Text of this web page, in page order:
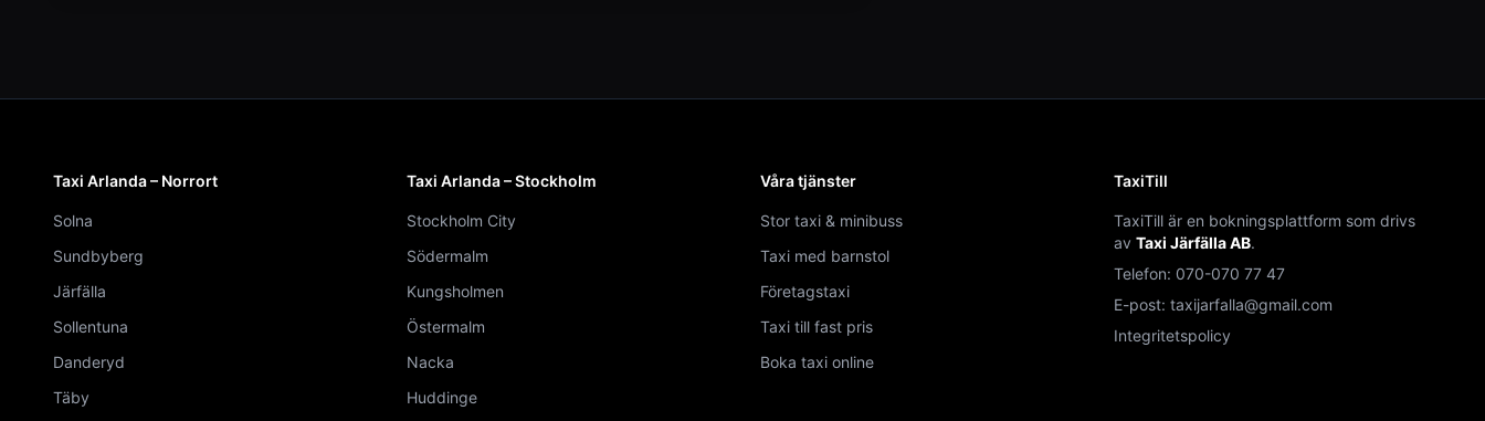
Taxi Arlanda – Norrort
Solna
Sundbyberg
Järfälla
Sollentuna
Danderyd
Täby
Taxi Arlanda – Stockholm
Stockholm City
Södermalm
Kungsholmen
Östermalm
Nacka
Huddinge
Våra tjänster
Stor taxi & minibuss
Taxi med barnstol
Företagstaxi
Taxi till fast pris
Boka taxi online
TaxiTill
TaxiTill är en bokningsplattform som drivs
av Taxi Järfälla AB.
Telefon: 070-070 77 47
E-post: taxijarfalla@gmail.com
Integritetspolicy